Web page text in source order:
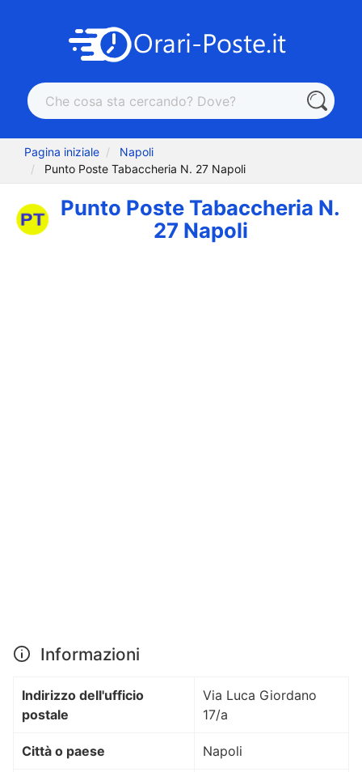
Pagina iniziale
Napoli
Punto Poste Tabaccheria N. 27 Napoli
Punto Poste Tabaccheria N.
27 Napoli
Informazioni
Indirizzo dell'ufficio
postale
Via Luca Giordano
17/a
Città o paese Napoli